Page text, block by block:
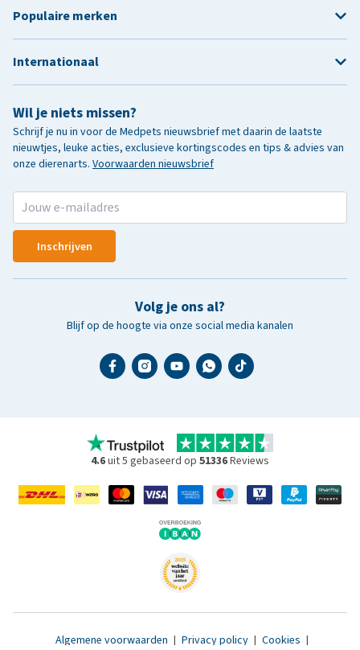
Wil je niets missen?
Schrijf je nu in voor de Medpets nieuwsbrief met daarin de laatste
nieuwtjes, leuke acties, exclusieve kortingscodes en tips & advies van
onze dierenarts. Voorwaarden nieuwsbrief
Inschrijven
Volg je ons al?
Blijf op de hoogte via onze social media kanalen
Populaire merken
Internationaal
4.6uit 5 gebaseerd op 51336Reviews
Algemene voorwaarden | Privacy policy | Cookies |